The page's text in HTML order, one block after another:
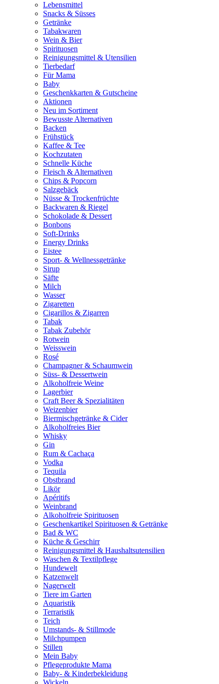
Lebensmittel
Snacks & Süsses
Getränke
Tabakwaren
Wein & Bier
Spirituosen
Reinigungsmittel & Utensilien
Tierbedarf
Für Mama
Baby
Geschenkkarten & Gutscheine
Aktionen
Neu im Sortiment
Bewusste Alternativen
Backen
Frühstück
Kaffee & Tee
Kochzutaten
Schnelle Küche
Fleisch & Alternativen
Chips & Popcorn
Salzgebäck
Nüsse & Trockenfrüchte
Backwaren & Riegel
Schokolade & Dessert
Bonbons
Soft-Drinks
Energy Drinks
Eistee
Sport- & Wellnessgetränke
Sirup
Säfte
Milch
Wasser
Zigaretten
Cigarillos & Zigarren
Tabak
Tabak Zubehör
Rotwein
Weisswein
Rosé
Champagner & Schaumwein
Süss- & Dessertwein
Alkoholfreie Weine
Lagerbier
Craft Beer & Spezialitäten
Weizenbier
Biermischgetränke & Cider
Alkoholfreies Bier
Whisky
Gin
Rum & Cachaça
Vodka
Tequila
Obstbrand
Likör
Apéritifs
Weinbrand
Alkoholfreie Spirituosen
Geschenkartikel Spirituosen & Getränke
Bad & WC
Küche & Geschirr
Reinigungsmittel & Haushaltsutensilien
Waschen & Textilpflege
Hundewelt
Katzenwelt
Nagerwelt
Tiere im Garten
Aquaristik
Terraristik
Teich
Umstands- & Stillmode
Milchpumpen
Stillen
Mein Baby
Pflegeprodukte Mama
Baby- & Kinderbekleidung
Wickeln